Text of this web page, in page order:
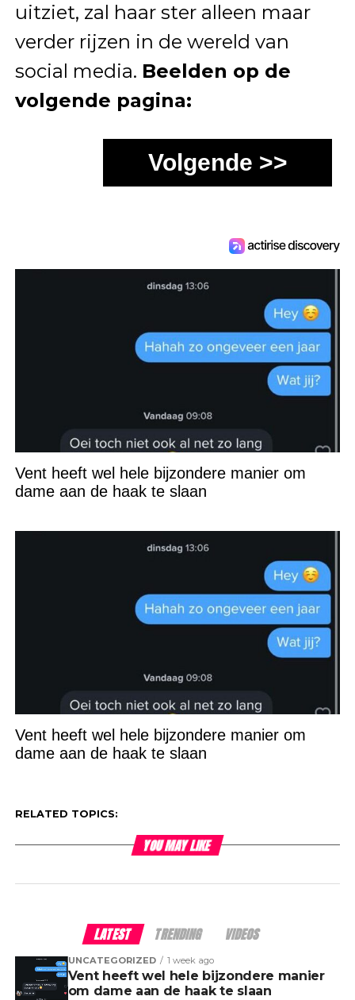
uitziet, zal haar ster alleen maar
verder rijzen in de wereld van
social media. Beelden op de
volgende pagina:
Volgende >>
Vent heeft wel hele bijzondere manier om
dame aan de haak te slaan
Vent heeft wel hele bijzondere manier om
dame aan de haak te slaan
RELATED TOPICS:
YOU MAY LIKE
LATEST TRENDING VIDEOS
UNCATEGORIZED 1 week ago
Vent heeft wel hele bijzondere manier
om dame aan de haak te slaan